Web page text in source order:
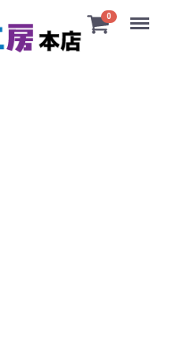
0 Menu